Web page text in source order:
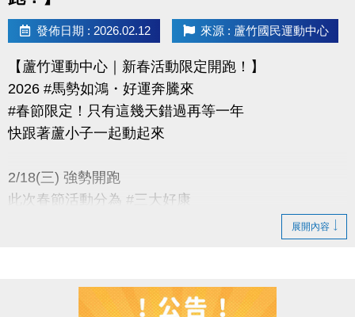
發佈日期 : 2026.02.12 來源 : 蘆竹國民運動中心
【蘆竹運動中心｜新春活動限定開跑！】
2026 #馬勢如鴻・好運奔騰來
#春節限定！只有這幾天錯過再等一年
快跟著蘆小子一起動起來
2/18(三) 強勢開跑
此次春節活動分為 #三大好康
只要消費滿$500+追蹤標記好友+底下留言一句吉祥話
【活動一】#馬上攏好禮(你)
展開內容